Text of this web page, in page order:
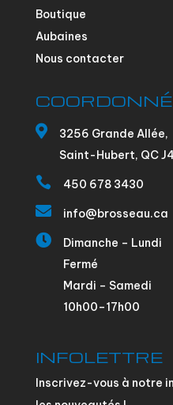
Boutique
Aubaines
Nous contacter

3256 Grande Allée,
Saint-Hubert, QC
 450 678 3430
 info@brosseau.ca

Dimanche – Lundi
Fermé
Mardi – Samedi
10h00–17h00
INFOLETTRE
Inscrivez-vous à notre